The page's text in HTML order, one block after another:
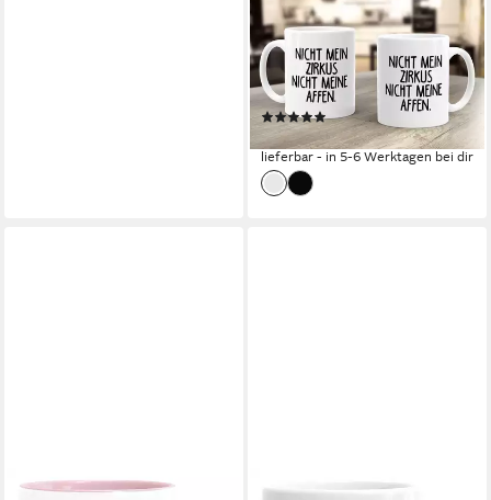
Tasse Kaffee-Tasse Spruch
Bürotasse Nicht mein Zirkus
Nicht meine Affen
MoonWorks®, Keramik
(1)
11,90 €
lieferbar - in 5-6 Werktagen bei dir